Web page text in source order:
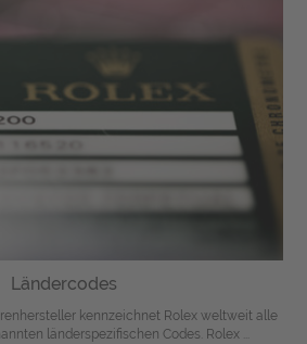
Ländercodes
kennzeichnet Rolex weltweit alle
länderspezifischen Codes. Rolex ...